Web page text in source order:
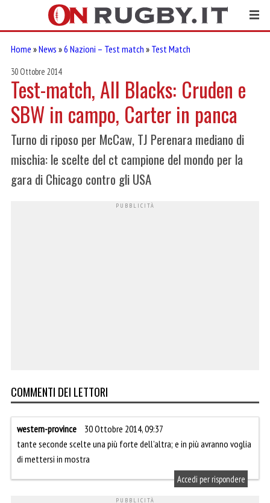
Home »News »6 Nazioni – Test match » Test Match
30 Ottobre 2014
Test-match, All Blacks: Cruden e
SBW in campo, Carter in panca
Turno di riposo per McCaw, TJ Perenara mediano di
mischia: le scelte del ct campione del mondo per la
gara di Chicago contro gli USA
COMMENTI DEI LETTORI
western-province
30 Ottobre 2014, 09:37
tante seconde scelte una più forte dell’altra; e in più avranno voglia
di mettersi in mostra
Accedi per rispondere